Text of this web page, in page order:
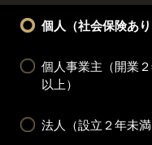
個人（社会保険あり
個人事業主（開業
以上）
法人（設立２年未満